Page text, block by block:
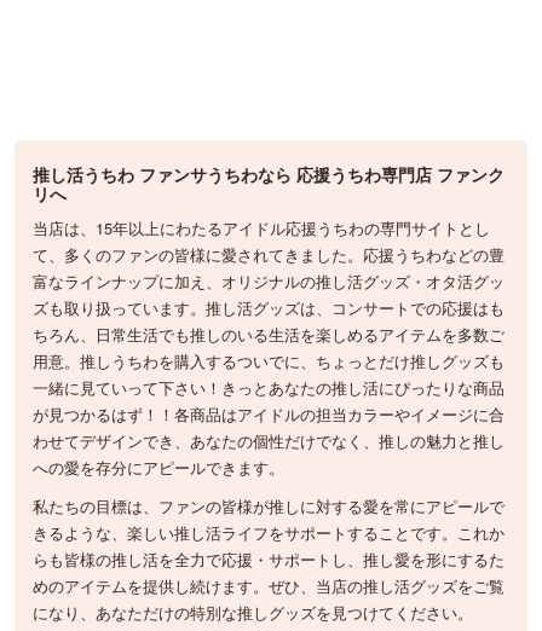
推し活うちわ ファンサうちわなら 応援うちわ専門店 ファンク
リへ
当店は、15年以上にわたるアイドル応援うちわの専門サイトとし
て、多くのファンの皆様に愛されてきました。応援うちわなどの豊
富なラインナップに加え、オリジナルの推し活グッズ・オタ活グッ
ズも取り扱っています。推し活グッズは、コンサートでの応援はも
ちろん、日常生活でも推しのいる生活を楽しめるアイテムを多数ご
用意。推しうちわを購入するついでに、ちょっとだけ推しグッズも
一緒に見ていって下さい！きっとあなたの推し活にぴったりな商品
が見つかるはず！！各商品はアイドルの担当カラーやイメージに合
わせてデザインでき、あなたの個性だけでなく、推しの魅力と推し
への愛を存分にアピールできます。
私たちの目標は、ファンの皆様が推しに対する愛を常にアピールで
きるような、楽しい推し活ライフをサポートすることです。これか
らも皆様の推し活を全力で応援・サポートし、推し愛を形にするた
めのアイテムを提供し続けます。ぜひ、当店の推し活グッズをご覧
になり、あなただけの特別な推しグッズを見つけてください。